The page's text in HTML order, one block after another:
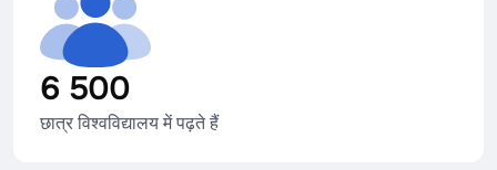
6 500
छात्र विश्वविद्यालय में पढ़ते हैं